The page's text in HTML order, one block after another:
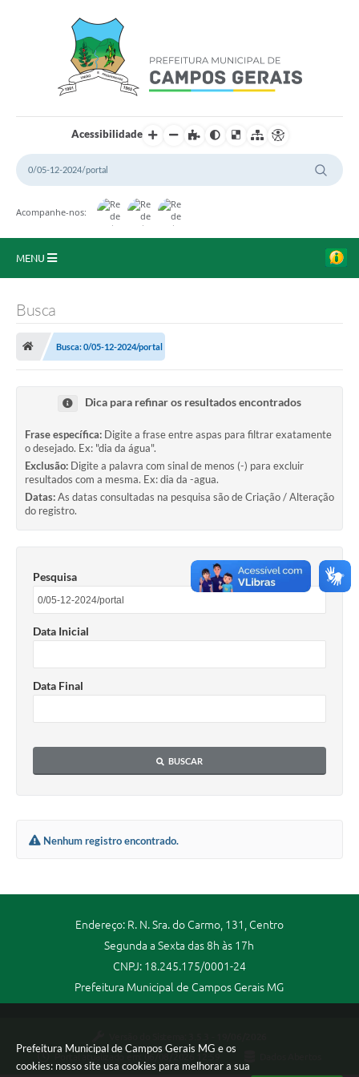
Prefeitura Municipal de Campos Gerais MG e os
cookies: nosso site usa cookies para melhorar a sua
Acessibilidade
Acompanhe-nos:
MENU
A Prefeitura
Portal da Transparência
Mais
Busca
Busca: 0/05-12-2024/portal
Dica para refinar os resultados encontrados
Frase específica: Digite a frase entre aspas para filtrar exatamente
o desejado. Ex: "dia da água".
Exclusão: Digite a palavra com sinal de menos (-) para excluir
resultados com a mesma. Ex: dia da -agua.
Datas:As datas consultadas na pesquisa são de Criação / Alteração
do registro.
Pesquisa
Data Inicial
Data Final
BUSCAR
Nenhum registro encontrado.
Endereço: R. N. Sra. do Carmo, 131, Centro
Segunda a Sexta das 8h às 17h
CNPJ: 18.245.175/0001-24
Prefeitura Municipal de Campos Gerais MG
Portal atualizado em:
06/08/2026 12:59